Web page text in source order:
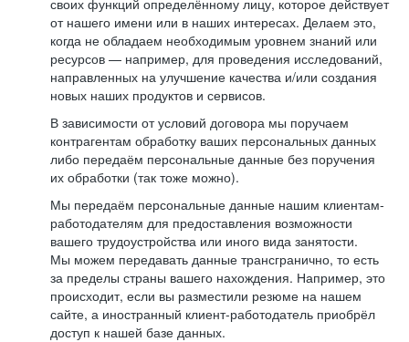
своих функций определённому лицу, которое действует
от нашего имени или в наших интересах. Делаем это,
когда не обладаем необходимым уровнем знаний или
ресурсов — например, для проведения исследований,
направленных на улучшение качества и/или создания
новых наших продуктов и сервисов.
В зависимости от условий договора мы поручаем
контрагентам обработку ваших персональных данных
либо передаём персональные данные без поручения
их обработки (так тоже можно).
Мы передаём персональные данные нашим клиентам-
работодателям для предоставления возможности
вашего трудоустройства или иного вида занятости.
Мы можем передавать данные трансгранично, то есть
за пределы страны вашего нахождения. Например, это
происходит, если вы разместили резюме на нашем
сайте, а иностранный клиент-работодатель приобрёл
доступ к нашей базе данных.